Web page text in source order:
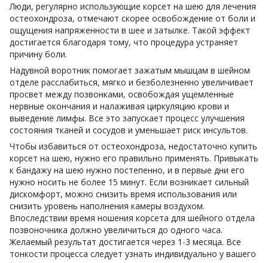
Люди, регулярно использующие корсет на шею для лечения
остеохондроза, отмечают скорее освобождение от боли и
ощущения напряженности в шее и затылке. Такой эффект
достигается благодаря тому, что процедура устраняет
причину боли.
Надувной воротник помогает зажатым мышцам в шейном
отделе расслабиться, мягко и безболезненно увеличивает
просвет между позвонками, освобождая ущемленные
нервные окончания и налаживая циркуляцию крови и
выведение лимфы. Все это запускает процесс улучшения
состояния тканей и сосудов и уменьшает риск инсультов.
Чтобы избавиться от остеохондроза, недостаточно купить
корсет на шею, нужно его правильно применять. Привыкать
к бандажу на шею нужно постепенно, и в первые дни его
нужно носить не более 15 минут. Если возникает сильный
дискомфорт, можно снизить время использования или
снизить уровень наполнения камеры воздухом.
Впоследствии время ношения корсета для шейного отдела
позвоночника должно увеличиться до одного часа.
Желаемый результат достигается через 1-3 месяца. Все
тонкости процесса следует узнать индивидуально у вашего